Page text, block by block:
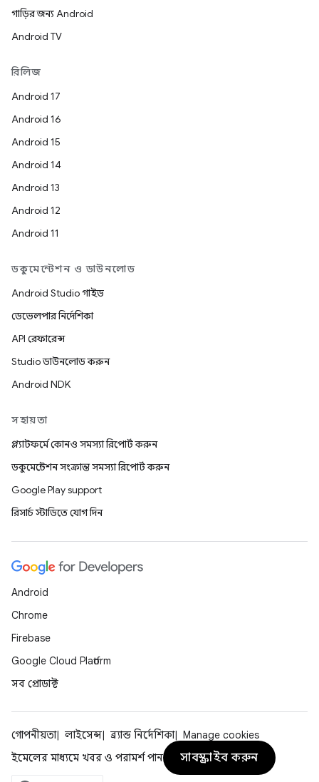
গাড়ির জন্য Android
Android TV
রিলিজ
Android 17
Android 16
Android 15
Android 14
Android 13
Android 12
Android 11
ডকুমেন্টেশন ও ডাউনলোড
Android Studio গাইড
ডেভেলপার নির্দেশিকা
API রেফারেন্স
Studio ডাউনলোড করুন
Android NDK
সহায়তা
প্ল্যাটফর্মে কোনও সমস্যা রিপোর্ট করুন
ডকুমেন্টেশন সংক্রান্ত সমস্যা রিপোর্ট করুন
Google Play support
রিসার্চ স্টাডিতে যোগ দিন
Android
Chrome
Firebase
Google Cloud Platform
সব প্রোডাক্ট
গোপনীয়তা লাইসেন্স ব্র্যান্ড নির্দেশিকা
Manage cookies
ইমেলের মাধ্যমে খবর ও পরামর্শ পান
সাবস্ক্রাইব করুন